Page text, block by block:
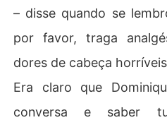
– disse quando se
por favor, traga
dores de cabeça
Era claro que
conversa e saber